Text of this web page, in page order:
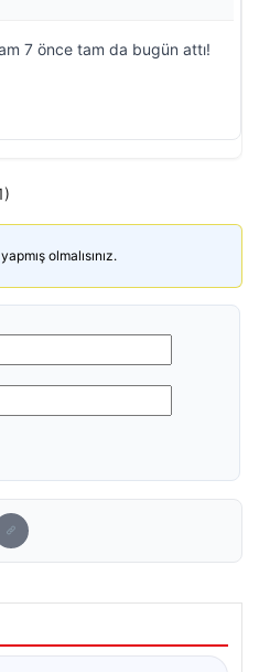
7 önce tam da bugün attı!
olmalısınız.